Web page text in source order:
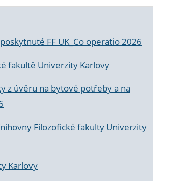
FF UK_Co operatio 2026
fakultě Univerzity Karlovy
z úvěru na bytové potřeby a na
Filozofické fakulty Univerzity
Karlovy